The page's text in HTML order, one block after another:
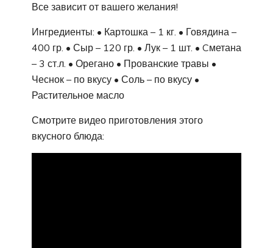
Все зависит от вашего желания!
Ингредиенты: • Картошка – 1 кг. • Говядина –
400 гр. • Сыр – 120 гр. • Лук – 1 шт. • Cметана
– 3 ст.л. • Орегано • Прованские травы •
Чеснок – по вкусу • Соль – по вкусу •
Растительное масло
Смотрите видео приготовления этого
вкусного блюда: